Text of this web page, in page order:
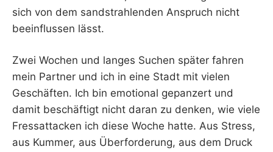
sich von dem sandstrahlenden Anspruch nicht
beeinflussen lässt.
Zwei Wochen und langes Suchen später fahren
mein Partner und ich in eine Stadt mit vielen
Geschäften. Ich bin emotional gepanzert und
damit beschäftigt nicht daran zu denken, wie viele
Fressattacken ich diese Woche hatte. Aus Stress,
aus Kummer, aus Überforderung, aus dem Druck